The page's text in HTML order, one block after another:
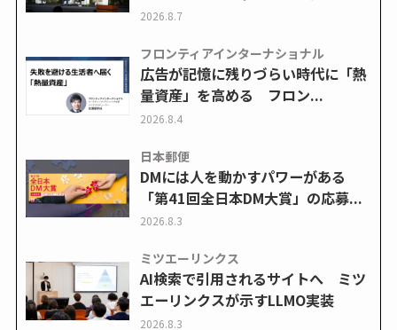
2026.8.7
フロンティアインターナショナル
広告が記憶に残りづらい時代に「熱
量資産」を高める フロン...
2026.8.4
日本郵便
DMには人を動かすパワーがある
「第41回全日本DM大賞」の応募...
2026.8.3
ミツエーリンクス
AI検索で引用されるサイトへ ミツ
エーリンクスが示すLLMO実装
2026.8.3